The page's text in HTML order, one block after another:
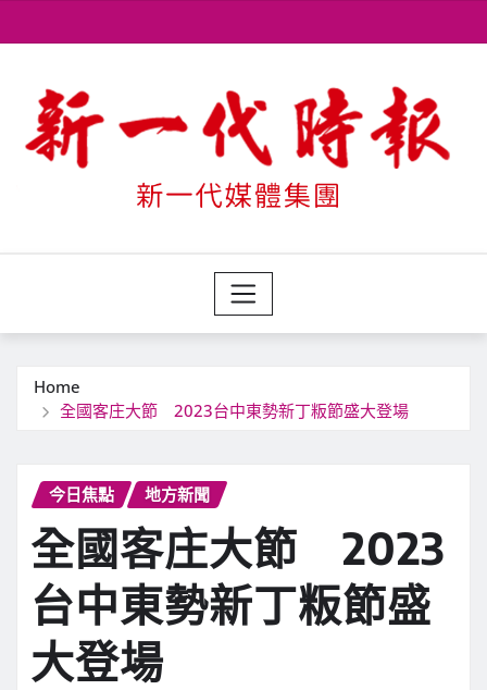
to
Home
全國客庄大節 2023台中東勢新丁粄節盛大登場
今日焦點 地方新聞
全國客庄大節 2023
台中東勢新丁粄節盛
大登場